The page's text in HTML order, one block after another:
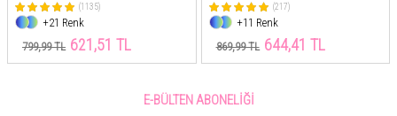
(1135)
+21 Renk
799,99 TL 621,51 TL
(217)
+11 Renk
869,99 TL 644,41 TL
E-BÜLTEN ABONELIĞI